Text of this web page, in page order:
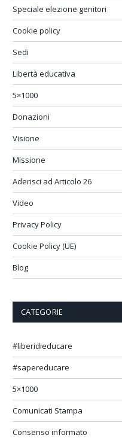
Speciale elezione genitori
Cookie policy
Sedi
Libertà educativa
5×1000
Donazioni
Visione
Missione
Aderisci ad Articolo 26
Video
Privacy Policy
Cookie Policy (UE)
Blog
CATEGORIE
#liberidieducare
#sapereducare
5×1000
Comunicati Stampa
Consenso informato